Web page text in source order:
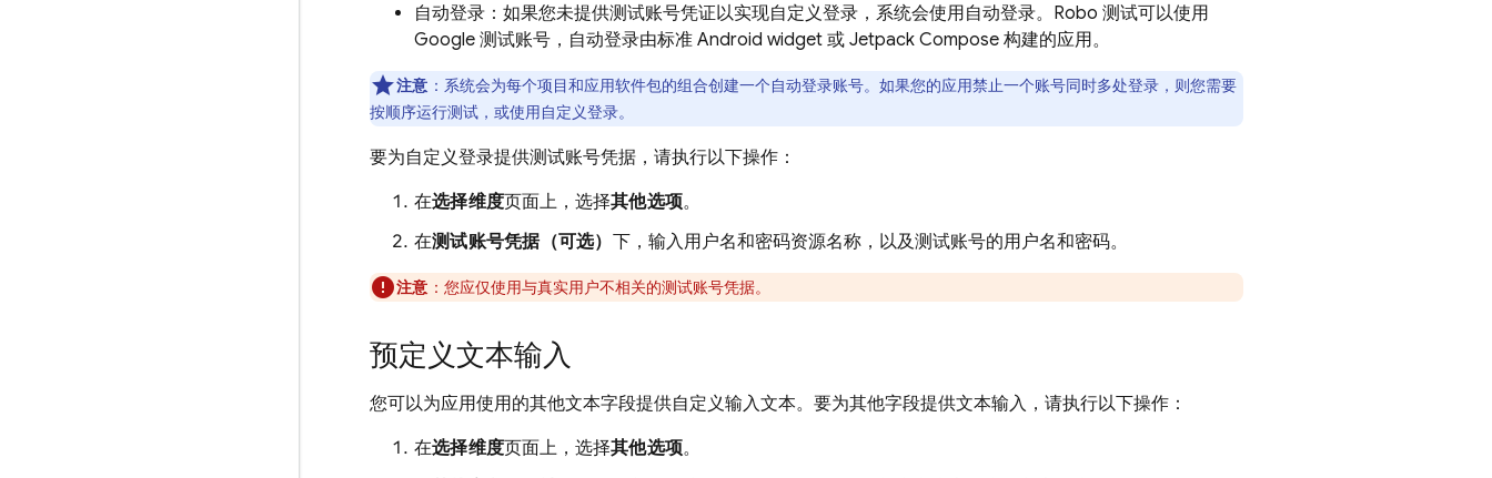
自动登录：如果您未提供测试账号凭证以实现自定义登录，系统会使用自动登录。Robo 测试可以使用
Google 测试账号，自动登录由标准 Android widget 或 Jetpack Compose 构建的应用。
注意 ：系统会为每个项目和应用软件包的组合创建一个自动登录账号。如果您的应用禁止一个账号同时多处登录，则您需要
按顺序运行测试，或使用自定义登录。
要为自定义登录提供测试账号凭据，请执行以下操作：
在选择维度页面上，选择其他选项。
在测试账号凭据（可选） 下，输入用户名和密码资源名称，以及测试账号的用户名和密码。
注意 ：您应仅使用与真实用户不相关的测试账号凭据。
预定义文本输入
您可以为应用使用的其他文本字段提供自定义输入文本。要为其他字段提供文本输入，请执行以下操作：
在选择维度页面上，选择其他选项。